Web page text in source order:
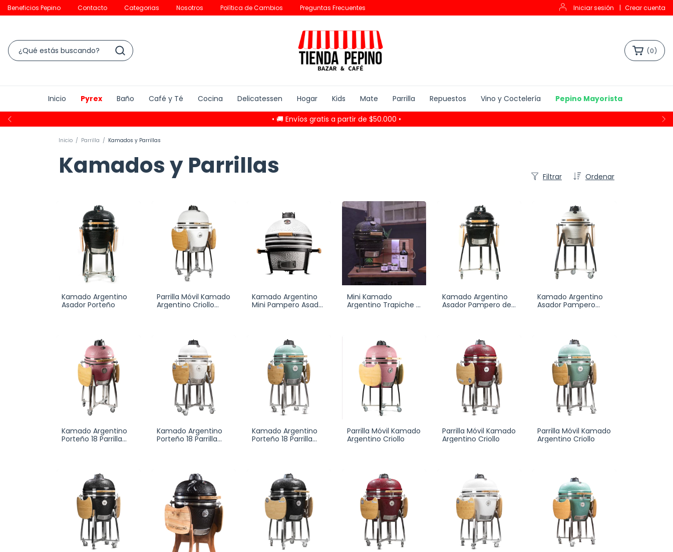
Beneficios Pepino Contacto Categorias Nosotros Política de Cambios Preguntas Frecuentes Iniciar sesión | Crear cuenta
• 🚚 Envíos gratis a partir de $50.000 •
(0)
Inicio Pyrex Baño Café y Té Cocina Delicatessen Hogar Kids Mate Parrilla Repuestos Vino y Coctelería Pepino Mayorista
Inicio / Parrilla / Kamados y Parrillas
Kamados y Parrillas Ordenar
Filtrar
Kamado Argentino
Asador Porteño
Parrilla Móvil Kamado
Argentino Criollo
Kamado Argentino
Mini Pampero Asado
Mini Kamado
Argentino Trapiche +
Kamado Argentino
Asador Pampero de
Kamado Argentino
Asador Pampero
Kamado Argentino
Porteño 18 Parrilla
Kamado Argentino
Porteño 18 Parrilla
Kamado Argentino
Porteño 18 Parrilla
Parrilla Móvil Kamado
Argentino Criollo
Parrilla Móvil Kamado
Argentino Criollo
Parrilla Móvil Kamado
Argentino Criollo